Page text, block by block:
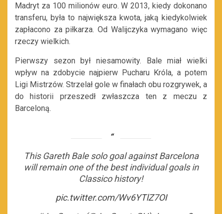
Madryt za 100 milionów euro. W 2013, kiedy dokonano
transferu, była to największa kwota, jaką kiedykolwiek
zapłacono za piłkarza. Od Walijczyka wymagano więc
rzeczy wielkich.
Pierwszy sezon był niesamowity. Bale miał wielki
wpływ na zdobycie najpierw Pucharu Króla, a potem
Ligi Mistrzów. Strzelał gole w finałach obu rozgrywek, a
do historii przeszedł zwłaszcza ten z meczu z
Barceloną.
This Gareth Bale solo goal against Barcelona
will remain one of the best individual goals in
Classico history!
pic.twitter.com/Wv6YTlZ7OI